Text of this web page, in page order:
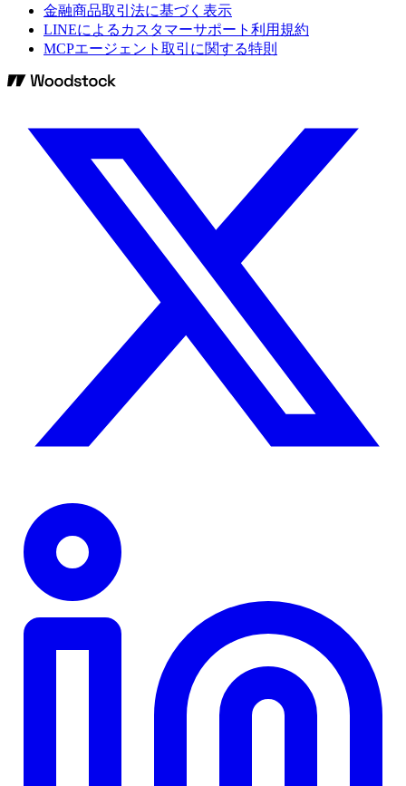
金融商品取引法に基づく表示
LINEによるカスタマーサポート利用規約
MCPエージェント取引に関する特則